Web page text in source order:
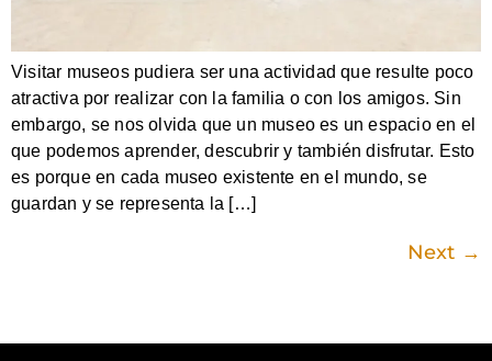
Visitar museos pudiera ser una actividad que resulte poco
atractiva por realizar con la familia o con los amigos. Sin
embargo, se nos olvida que un museo es un espacio en el
que podemos aprender, descubrir y también disfrutar. Esto
es porque en cada museo existente en el mundo, se
guardan y se representa la […]
Next →